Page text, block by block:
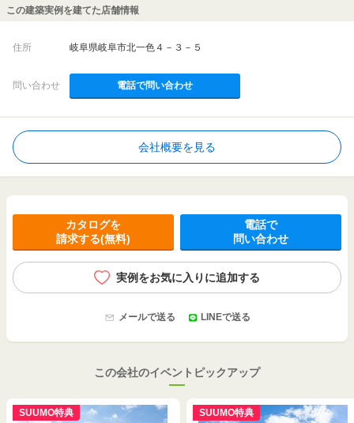
この建築実例を建てた店舗情報
住所 岐阜県岐阜市北一色４－３－５
問い合わせ 電話で問い合わせ
会社概要を見る
カタログを
請求する(無料)
電話で
問い合わせ
実例をお気に入りに追加する
メールで送る LINEで送る
この会社のイベントピックアップ
SUUMO特典 SUUMO特典